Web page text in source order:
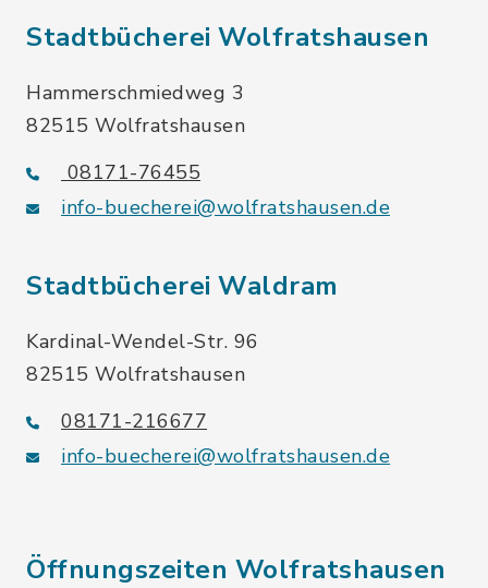
Stadtbücherei Wolfratshausen
Hammerschmiedweg 3
82515 Wolfratshausen
08171-76455
info-buecherei@wolfratshausen.de
Stadtbücherei Waldram
Kardinal-Wendel-Str. 96
82515 Wolfratshausen
08171-216677
info-buecherei@wolfratshausen.de
Öffnungszeiten Wolfratshausen